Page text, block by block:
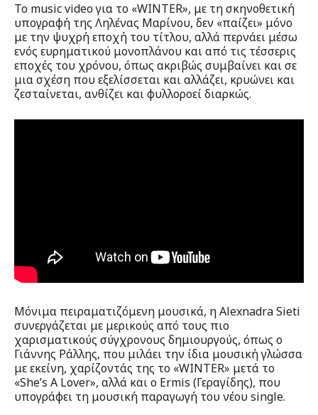
Το music video για το «WINTER», με τη σκηνοθετική
υπογραφή της Ληλένας Μαρίνου, δεν «παίζει» μόνο
με την ψυχρή εποχή του τίτλου, αλλά περνάει μέσω
ενός ευρηματικού μονοπλάνου και από τις τέσσερις
εποχές του χρόνου, όπως ακριβώς συμβαίνει και σε
μια σχέση που εξελίσσεται και αλλάζει, κρυώνει και
ζεσταίνεται, ανθίζει και φυλλοροεί διαρκώς.
Μόνιμα πειραματιζόμενη μουσικά, η Alexnadra Sieti
συνεργάζεται με μερικούς από τους πιο
χαρισματικούς σύγχρονους δημιουργούς, όπως ο
Γιάννης Ράλλης, που μιλάει την ίδια μουσική γλώσσα
με εκείνη, χαρίζοντάς της το «WINTER» μετά το
«She’s A Lover», αλλά και ο Ermis (Γεραγίδης), που
υπογράφει τη μουσική παραγωγή του νέου single.